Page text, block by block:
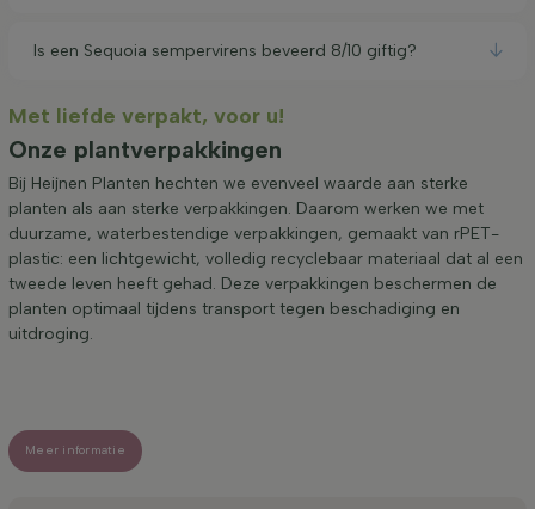
Is een Sequoia sempervirens beveerd 8/10 giftig?
Met liefde verpakt, voor u!
Onze plantverpakkingen
Bij Heijnen Planten hechten we evenveel waarde aan sterke
planten als aan sterke verpakkingen. Daarom werken we met
duurzame, waterbestendige verpakkingen, gemaakt van rPET-
plastic: een lichtgewicht, volledig recyclebaar materiaal dat al een
tweede leven heeft gehad. Deze verpakkingen beschermen de
planten optimaal tijdens transport tegen beschadiging en
uitdroging.
Meer informatie